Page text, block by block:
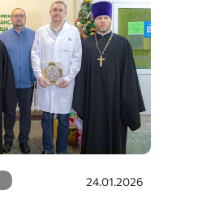
24.01.2026